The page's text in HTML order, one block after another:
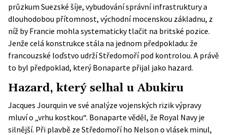
průzkum Suezské šíje, vybudování správní infrastruktury a
dlouhodobou přítomnost, východní mocenskou základnu, z
níž by Francie mohla systematicky tlačit na britské pozice.
Jenže celá konstrukce stála na jednom předpokladu: že
francouzské loďstvo udrží Středomoří pod kontrolou. A právě
to byl předpoklad, který Bonaparte přijal jako hazard.
Hazard, který selhal u Abukiru
Jacques Jourquin ve své analýze vojenských rizik výpravy
mluví o „vrhu kostkou“. Bonaparte věděl, že Royal Navy je
silnější. Při plavbě ze Středomoří ho Nelson o vlásek minul,